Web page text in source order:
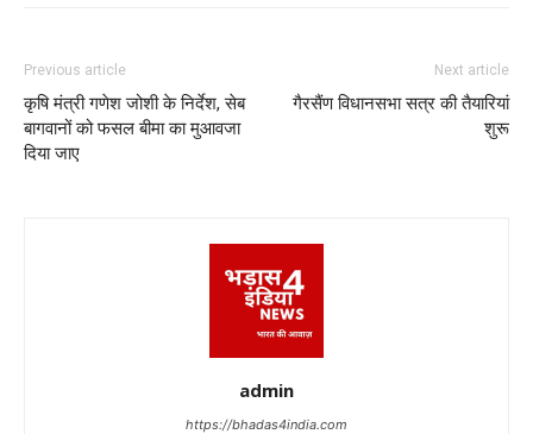
Previous article
कृषि मंत्री गणेश जोशी के निर्देश, सेब
बागवानों को फसल बीमा का मुआवजा
दिया जाए
Next article
गैरसैंण विधानसभा सत्र की तैयारियां
शुरू
admin
https://bhadas4india.com